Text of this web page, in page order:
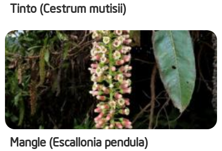
Tinto (Cestrum mutisii)
Mangle (Escallonia pendula)